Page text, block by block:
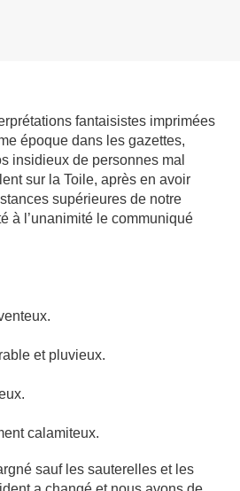
fantaisistes imprimées
époque dans les gazettes,
insidieux de personnes mal
sur la Toile, après en avoir
supérieures de notre
à l’unanimité le communiqué
et pluvieux.
calamiteux.
sauf les sauterelles et les